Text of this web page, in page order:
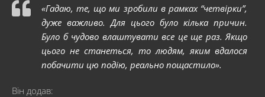
«Гадаю, те, що ми зробили в рамках “четвірки”,
дуже важливо. Для цього було кілька причин.
Було б чудово влаштувати все це ще раз. Якщо
цього не станеться, то людям, яким вдалося
побачити цю подію, реально пощастило».
Він додав: